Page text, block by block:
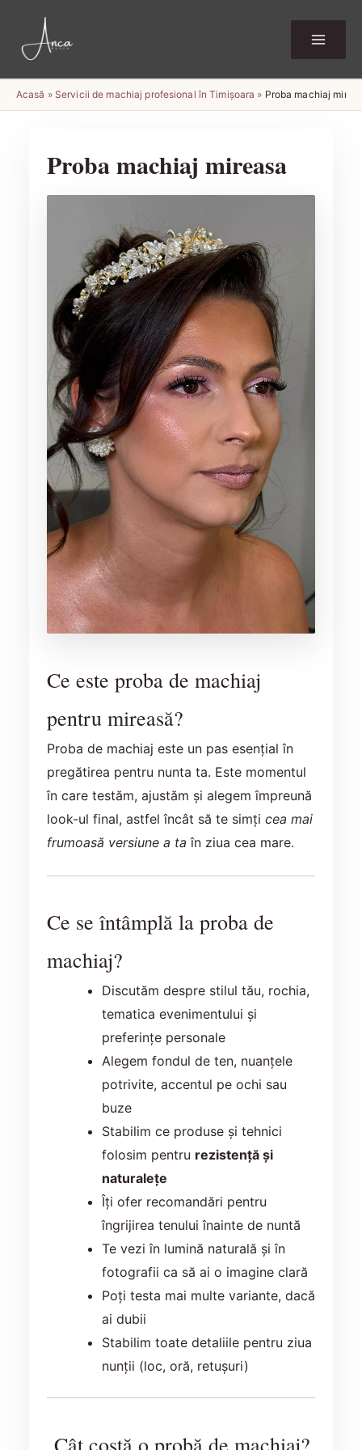
content
Acasă » Servicii de machiaj profesional în Timișoara » Proba machiaj
Proba machiaj mireasa
Ce este proba de machiaj
pentru mireasă?
Proba de machiaj este un pas esențial în
pregătirea pentru nunta ta. Este momentul
în care testăm, ajustăm și alegem împreună
look-ul final, astfel încât să te simți cea mai
frumoasă versiune a ta în ziua cea mare.
Ce se întâmplă la proba de
machiaj?
Discutăm despre stilul tău, rochia,
tematica evenimentului și
preferințe personale
Alegem fondul de ten, nuanțele
potrivite, accentul pe ochi sau
buze
Stabilim ce produse și tehnici
folosim pentru rezistență și
naturalețe
Îți ofer recomandări pentru
îngrijirea tenului înainte de nuntă
Te vezi în lumină naturală și în
fotografii ca să ai o imagine clară
Poți testa mai multe variante, dacă
ai dubii
Stabilim toate detaliile pentru ziua
nunții (loc, oră, retușuri)